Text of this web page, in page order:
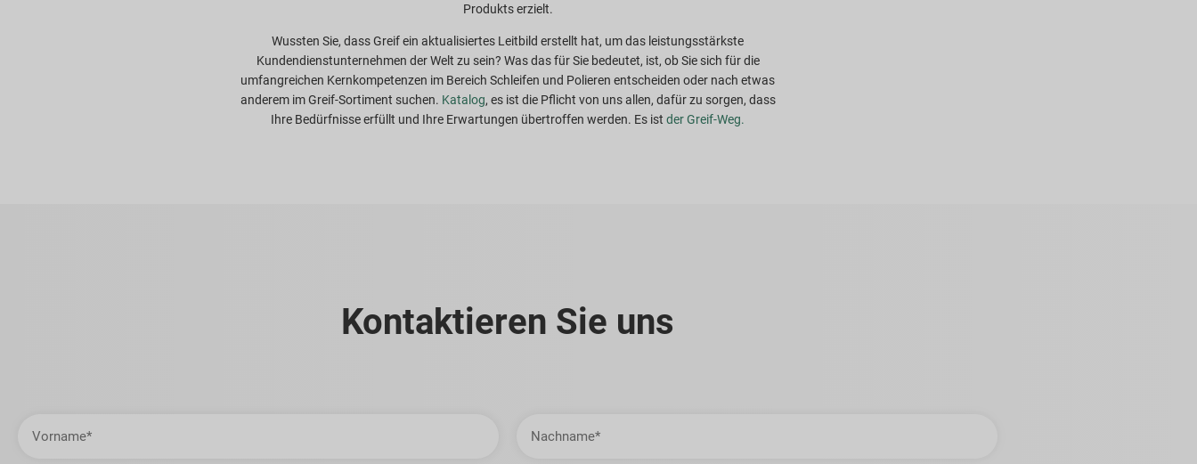
Produkts erzielt.
Wussten Sie, dass Greif ein aktualisiertes Leitbild erstellt hat, um das leistungsstärkste
Kundendienstunternehmen der Welt zu sein? Was das für Sie bedeutet, ist, ob Sie sich für die
umfangreichen Kernkompetenzen im Bereich Schleifen und Polieren entscheiden oder nach etwas
anderem im Greif-Sortiment suchen. Katalog, es ist die Pflicht von uns allen, dafür zu sorgen, dass
Ihre Bedürfnisse erfüllt und Ihre Erwartungen übertroffen werden. Es ist der Greif-Weg.
Kontaktieren Sie uns